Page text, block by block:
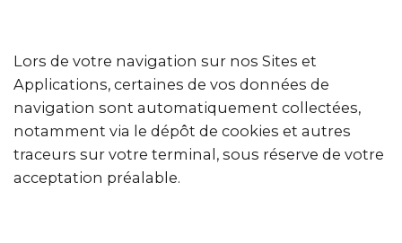
Lors de votre navigation sur nos Sites et
Applications, certaines de vos données de
navigation sont automatiquement collectées,
notamment via le dépôt de cookies et autres
traceurs sur votre terminal, sous réserve de votre
acceptation préalable.